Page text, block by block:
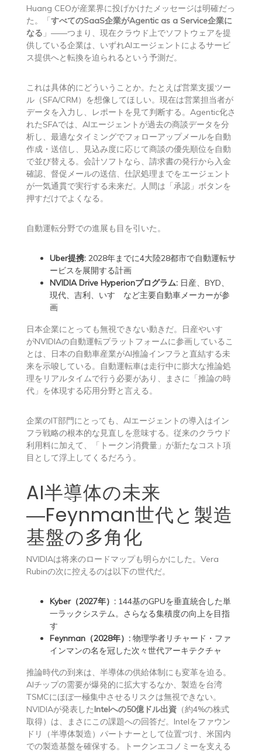
Huang CEOが産業界に投げかけたメッセージは明確だっ
た。「すべてのSaaS企業がAgentic as a Service企業に
なる 」――つまり、現在クラウド上でソフトウェアを提
供している企業は、いずれAIエージェントによるサービ
ス提供へと転換を迫られるという予測だ。
これは具体的にどういうことか。たとえば営業支援ツー
ル（SFA/CRM）を想像してほしい。現在は営業担当者が
データを入力し、レポートを見て判断する。Agentic化さ
れたSFAでは、AIエージェントが過去の商談データを分
析し、最適なタイミングでフォローアップメールを自動
作成・送信し、見込み度に応じて商談の優先順位を自動
で並び替える。会計ソフトなら、請求書の発行から入金
確認、督促メールの送信、仕訳処理までをエージェント
が一気通貫で実行する未来だ。人間は「承認」ボタンを
押すだけでよくなる。
自動運転分野での進展も目を引いた。
Uber提携:2028年までに4大陸28都市で自動運転サ
ービスを展開する計画
NVIDIA Drive Hyperionプログラム:日産、BYD、
現代、吉利、いすゞなど主要自動車メーカーが参
画
日本企業にとっても無視できない動きだ。日産やいすゞ
がNVIDIAの自動運転プラットフォームに参画しているこ
とは、日本の自動車産業がAI推論インフラと直結する未
来を示唆している。自動運転車は走行中に膨大な推論処
理をリアルタイムで行う必要があり、まさに「推論の時
代」を体現する応用分野と言える。
企業のIT部門にとっても、AIエージェントの導入はイン
フラ戦略の根本的な見直しを意味する。従来のクラウド
利用料に加えて、「トークン消費量」が新たなコスト項
目として浮上してくるだろう。
AI半導体の未来
―Feynman世代と製造
基盤の多角化
NVIDIAは将来のロードマップも明らかにした。Vera
Rubinの次に控えるのは以下の世代だ。
Kyber（2027年）:144基のGPUを垂直統合した単
一ラックシステム。さらなる集積度の向上を目指
す
Feynman（2028年）:物理学者リチャード・ファ
インマンの名を冠した次々世代アーキテクチャ
推論時代の到来は、半導体の供給体制にも変革を迫る。
AIチップの需要が爆発的に拡大するなか、製造を台湾
TSMCにほぼ一極集中させるリスクは無視できない。
NVIDIAが発表したIntelへの50億ドル出資（約4%の株式
取得）は、まさにこの課題への回答だ。Intelをファウン
ドリ（半導体製造）パートナーとして位置づけ、米国内
での製造基盤を確保する。トークンエコノミーを支える